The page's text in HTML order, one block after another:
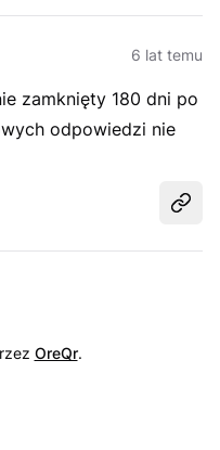
6 lat temu
zamknięty 180 dni po
odpowiedzi nie
OreQr.
motyw